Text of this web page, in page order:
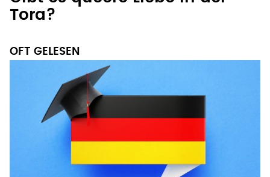
Gibt es queere Liebe in der
OFT GELESEN